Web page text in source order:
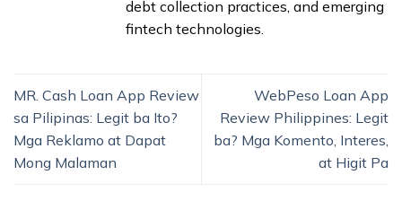
debt collection practices, and emerging
fintech technologies.
MR. Cash Loan App Review
sa Pilipinas: Legit ba Ito?
Mga Reklamo at Dapat
Mong Malaman
WebPeso Loan App
Review Philippines: Legit
ba? Mga Komento, Interes,
at Higit Pa